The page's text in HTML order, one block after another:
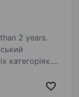
2 years.
категоріях.